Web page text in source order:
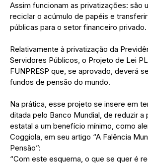
Assim funcionam as privatizações: são
reciclar o acúmulo de papéis e
públicas para o setor financeiro privado.
Relativamente à privatização da
Servidores Públicos, o Projeto de Lei
FUNPRESP que, se aprovado, deverá
fundos de pensão do mundo.
Na prática, esse projeto se insere em
ditada pelo Banco Mundial, de reduzir a
estatal a um benefício mínimo, como
Coggiola, em seu artigo “A Falência
Pensão”:
“Com este esquema, o que se quer é